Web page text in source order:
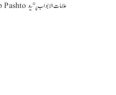
Alamat Ul Abwab Pashto علامات الابواب پښتو